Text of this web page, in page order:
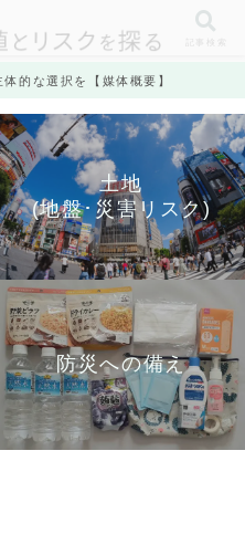
的な選択を【媒体概要】
土地
(地盤･災害リスク)
防災への備え